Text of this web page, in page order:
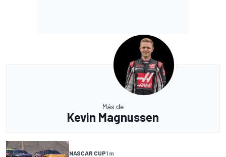
Más de
Kevin Magnussen
NASCAR CUP1 m